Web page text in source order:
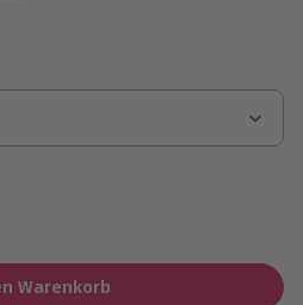
Warenkorb